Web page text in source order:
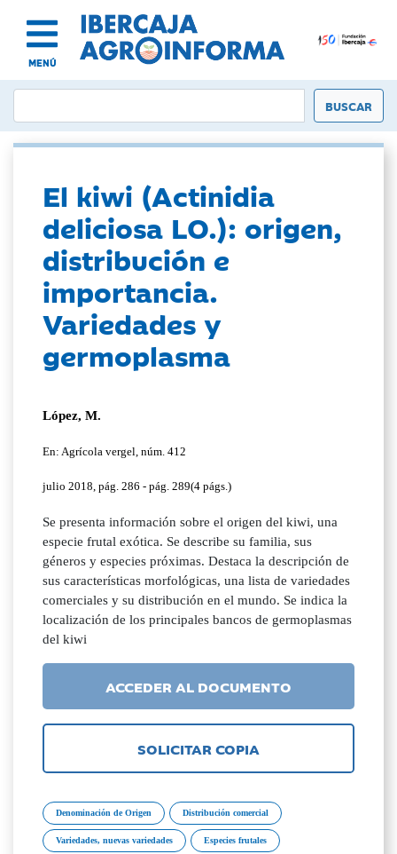
MENÚ
El kiwi (Actinidia
deliciosa LO.): origen,
distribución e
importancia.
Variedades y
germoplasma
López, M.
En: Agrícola vergel, núm. 412
julio 2018, pág. 286 - pág. 289(4 págs.)
Se presenta información sobre el origen del kiwi, una
especie frutal exótica. Se describe su familia, sus
géneros y especies próximas. Destaca la descripción de
sus características morfológicas, una lista de variedades
comerciales y su distribución en el mundo. Se indica la
localización de los principales bancos de germoplasmas
del kiwi
ACCEDER AL DOCUMENTO
SOLICITAR COPIA
Denominación de Origen Distribución comercial
Variedades, nuevas variedades Especies frutales